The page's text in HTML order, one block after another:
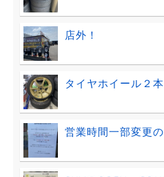
店外！
タイヤホイール２
営業時間一部変更